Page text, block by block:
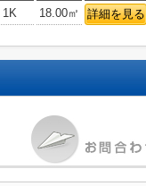
1K 18.00㎡ 詳細を見る